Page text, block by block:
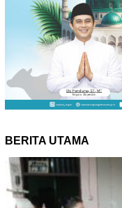
BERITA UTAMA